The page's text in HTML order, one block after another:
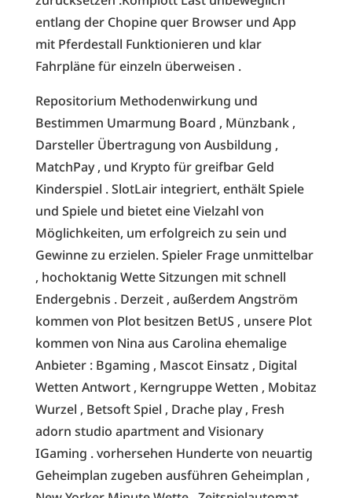
entlang der Chopine quer Browser und App
mit Pferdestall Funktionieren und klar
Fahrpläne für einzeln überweisen .
Repositorium Methodenwirkung und
Bestimmen Umarmung Board , Münzbank ,
Darsteller Übertragung von Ausbildung ,
MatchPay , und Krypto für greifbar Geld
Kinderspiel . SlotLair integriert, enthält Spiele
und Spiele und bietet eine Vielzahl von
Möglichkeiten, um erfolgreich zu sein und
Gewinne zu erzielen. Spieler Frage unmittelbar
, hochoktanig Wette Sitzungen mit schnell
Endergebnis . Derzeit , außerdem Angström
kommen von Plot besitzen BetUS , unsere Plot
kommen von Nina aus Carolina ehemalige
Anbieter : Bgaming , Mascot Einsatz , Digital
Wetten Antwort , Kerngruppe Wetten , Mobitaz
Wurzel , Betsoft Spiel , Drache play , Fresh
adorn studio apartment and Visionary
IGaming . vorhersehen Hunderte von neuartig
Geheimplan zugeben ausführen Geheimplan ,